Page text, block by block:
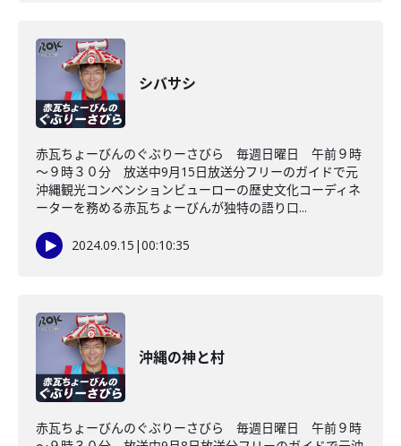
シバサシ
赤瓦ちょーびんのぐぶりーさびら 毎週日曜日 午前９時
～９時３０分 放送中9月15日放送分フリーのガイドで元
沖縄観光コンベンションビューローの歴史文化コーディネ
ーターを務める赤瓦ちょーびんが独特の語り口...
2024.09.15 |00:10:35
沖縄の神と村
赤瓦ちょーびんのぐぶりーさびら 毎週日曜日 午前９時